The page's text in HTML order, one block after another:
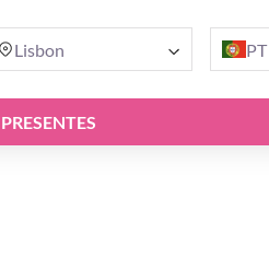
Lisbon PT
PRESENTES